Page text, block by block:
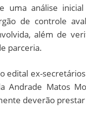
uma análise
de controle
além de
parceria.
edital ex-
Andrade Matos
deverão